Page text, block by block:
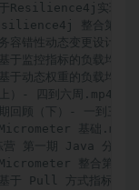
于Resilience4j实现
整合第三
容错性动态变更设计
于监控指标的负载均
于动态权重的负载均
上）- 四到六周.mp4
回顾（下）- 一到三
Micrometer 基础
营 第一期 Java 分布
Micrometer 整合第三
基于 Pull 方式指标监